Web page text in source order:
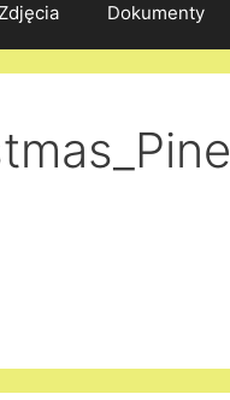
Zdjęcia Dokumenty